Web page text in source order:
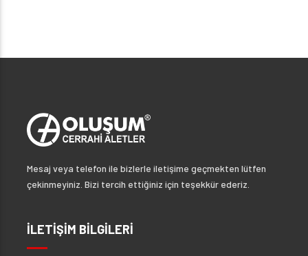
Mesaj veya telefon ile bizlerle iletişime geçmekten lütfen
çekinmeyiniz. Bizi tercih ettiğiniz için teşekkür ederiz.
İLETİŞİM BİLGİLERİ